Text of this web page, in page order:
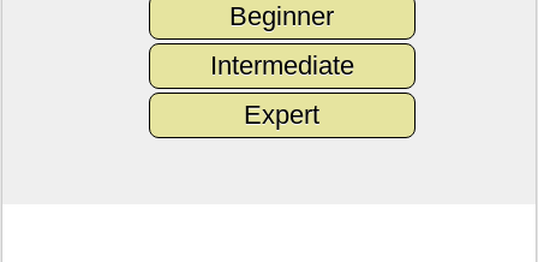
Beginner
Intermediate
Expert